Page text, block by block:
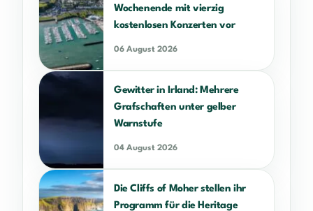
Wochenende mit vierzig
kostenlosen Konzerten vor
06 August 2026
Gewitter in Irland: Mehrere
Grafschaften unter gelber
Warnstufe
04 August 2026
Die Cliffs of Moher stellen ihr
Programm für die Heritage